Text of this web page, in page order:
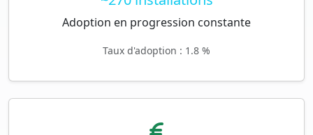
Adoption en progression constante
Taux d'adoption : 1.8 %